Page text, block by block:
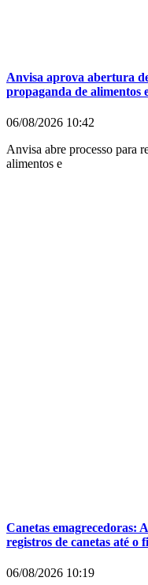
Anvisa aprova abertura
propaganda de alimentos
06/08/2026 10:42
Anvisa abre processo para
alimentos e
Canetas emagrecedoras:
registros de canetas até o
06/08/2026 10:19